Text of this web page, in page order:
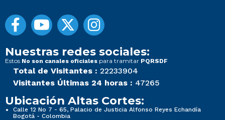
Nuestras redes sociales:
Estos No son canales oficiales para tramitar PQRSDF
Total de Visitantes : 22233904
Visitantes Últimas 24 horas : 47265
Ubicación Altas Cortes:
Calle 12 No 7 - 65, Palacio de Justicia Alfonso Reyes Echandía
Bogotá - Colombia